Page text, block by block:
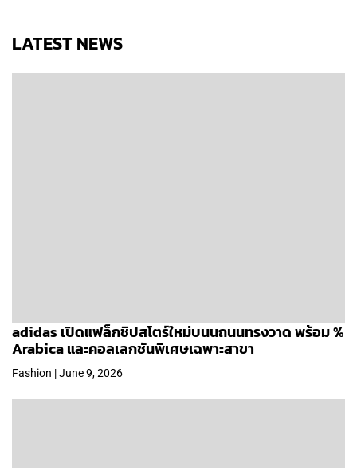
LATEST NEWS
adidas เปิดแฟล็กชิปสโตร์ใหม่บนนถนนทรงวาด พร้อม %
Arabica และคอลเลกชันพิเศษเฉพาะสาขา
Fashion | June 9, 2026